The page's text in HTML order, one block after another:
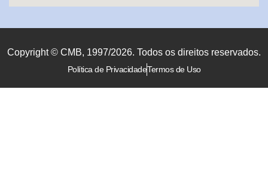
Copyright © CMB, 1997/2026. Todos os direitos reservados.
Política de PrivacidadeTermos de Uso